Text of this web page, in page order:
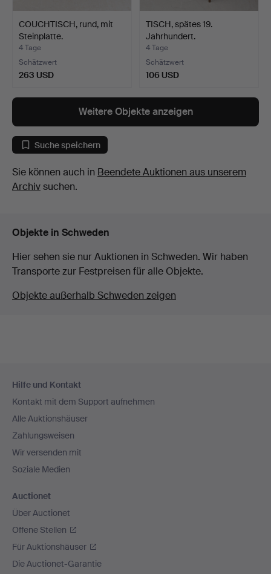
COUCHTISCH, rund, mit
Steinplatte.
4 Tage
Schätzwert
263 USD
TISCH, spätes 19.
Jahrhundert.
4 Tage
Schätzwert
106 USD
Weitere Objekte anzeigen
Suche speichern
Sie können auch in Beendete Auktionen aus unserem
Archivsuchen.
Objekte in Schweden
Hier sehen sie nur Auktionen in Schweden. Wir haben
Transporte zur Festpreisen für alle Objekte.
Objekte außerhalb Schweden zeigen
Navigation
Hilfe und Kontakt
Kontakt mit dem Support aufnehmen
Alle Auktionshäuser
Zahlungsweisen
Wir versenden mit
Soziale Medien
Auctionet
Über Auctionet
Offene Stellen
Für Auktionshäuser
Die Auctionet-Garantie